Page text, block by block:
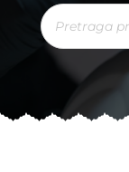
Products
search